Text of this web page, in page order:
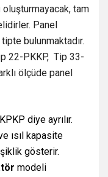
tam
Panel
bulunmaktadır.
22-PKKP, Tip 33-
ölçüde panel
diye ayrılır.
ısıl kapasite
gösterir.
modeli